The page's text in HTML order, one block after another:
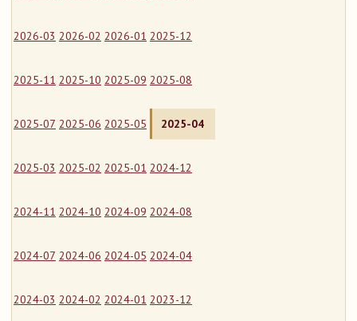
2026-03 2026-02 2026-01 2025-12
2025-11 2025-10 2025-09 2025-08
2025-07 2025-06 2025-05 2025-04
2025-03 2025-02 2025-01 2024-12
2024-11 2024-10 2024-09 2024-08
2024-07 2024-06 2024-05 2024-04
2024-03 2024-02 2024-01 2023-12